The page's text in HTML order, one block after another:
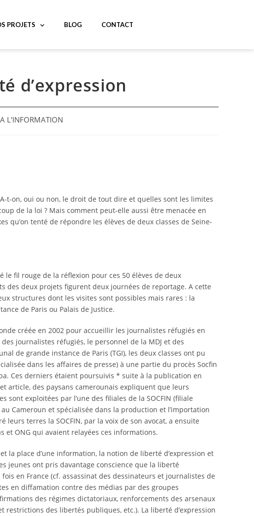
PROJETS BLOG CONTACT
d’expression
L'INFORMATION
t-on, oui ou non, le droit de tout dire et quelles sont les limites
de la loi ? Mais comment peut-elle aussi être menacée en
qu’on tenté de répondre les élèves de deux classes de Seine-
le fil rouge de la réflexion pour ces 50 élèves de deux
des deux projets figurent deux journées de reportage. A cette
structures dont les visites sont possibles mais rares : la
de Paris ou Palais de Justice.
créée en 2002 pour accueillir les journalistes réfugiés en
journalistes réfugiés, le personnel de la MDJ et des
de grande instance de Paris (TGI), les deux classes ont pu
dans les affaires de presse) à une partie du procès Socfin
Ces derniers étaient poursuivis * suite à la publication en
article, des paysans camerounais expliquent que leurs
exploitées par l’une des filiales de la SOCFIN (filiale
Cameroun et spécialisée dans la production et l’importation
leurs terres la SOCFIN, par la voix de son avocat, a ensuite
ONG qui avaient relayées ces informations.
la place d’une information, la notion de liberté d’expression et
jeunes ont pris davantage conscience que la liberté
en France (cf. assassinat des dessinateurs et journalistes de
en diffamation contre des médias par des groupes
des régimes dictatoriaux, renforcements des arsenaux
des libertés publiques, etc.). La liberté d’expression